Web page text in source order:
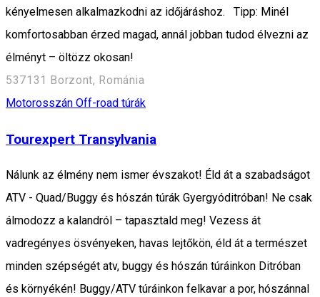
kényelmesen alkalmazkodni az időjáráshoz. Tipp: Minél
komfortosabban érzed magad, annál jobban tudod élvezni az
élményt – öltözz okosan!
537131 Borzont, Románia
Motorosszán Off-road túrák
Tourexpert Transylvania
Nálunk az élmény nem ismer évszakot! Éld át a szabadságot
ATV - Quad/Buggy és hószán túrák Gyergyóditróban! Ne csak
álmodozz a kalandról – tapasztald meg! Vezess át
vadregényes ösvényeken, havas lejtőkön, éld át a természet
minden szépségét atv, buggy és hószán túráinkon Ditróban
és környékén! Buggy/ATV túráinkon felkavar a por, hószánnal